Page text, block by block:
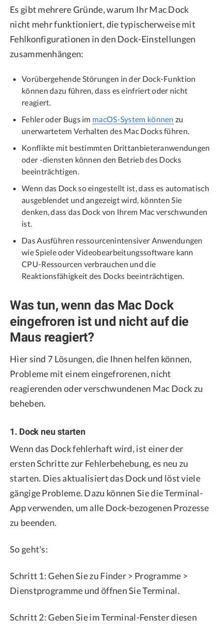
Es gibt mehrere Gründe, warum Ihr Mac Dock
nicht mehr funktioniert, die typischerweise mit
Fehlkonfigurationen in den Dock-Einstellungen
zusammenhängen:
Vorübergehende Störungen in der Dock-Funktion
können dazu führen, dass es einfriert oder nicht
reagiert.
Fehler oder Bugs im macOS-System können zu
unerwartetem Verhalten des Mac Docks führen.
Konflikte mit bestimmten Drittanbieteranwendungen
oder -diensten können den Betrieb des Docks
beeinträchtigen.
Wenn das Dock so eingestellt ist, dass es automatisch
ausgeblendet und angezeigt wird, könnten Sie
denken, dass das Dock von Ihrem Mac verschwunden
ist.
Das Ausführen ressourcenintensiver Anwendungen
wie Spiele oder Videobearbeitungssoftware kann
CPU-Ressourcen verbrauchen und die
Reaktionsfähigkeit des Docks beeinträchtigen.
Was tun, wenn das Mac Dock
eingefroren ist und nicht auf die
Maus reagiert?
Hier sind 7 Lösungen, die Ihnen helfen können,
Probleme mit einem eingefrorenen, nicht
reagierenden oder verschwundenen Mac Dock zu
beheben.
1. Dock neu starten
Wenn das Dock fehlerhaft wird, ist einer der
ersten Schritte zur Fehlerbehebung, es neu zu
starten. Dies aktualisiert das Dock und löst viele
gängige Probleme. Dazu können Sie die Terminal-
App verwenden, um alle Dock-bezogenen Prozesse
zu beenden.
So geht's:
Schritt 1: Gehen Sie zu Finder > Programme >
Dienstprogramme und öffnen Sie Terminal.
Schritt 2: Geben Sie im Terminal-Fenster diesen